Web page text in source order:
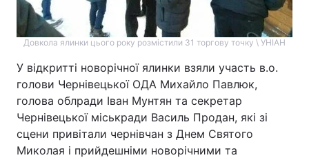
Довкола ялинки цього року розмістили 31 торгову точку \ УНІАН
У відкритті новорічної ялинки взяли участь в.о.
голови Чернівецької ОДА Михайло Павлюк,
голова облради Іван Мунтян та секретар
Чернівецької міськради Василь Продан, які зі
сцени привітали чернівчан з Днем Святого
Миколая і прийдешніми новорічними та